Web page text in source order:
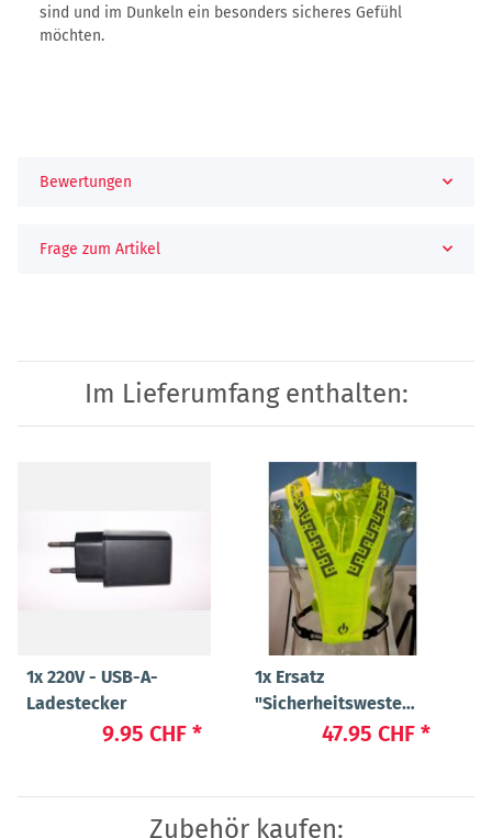
sind und im Dunkeln ein besonders sicheres Gefühl
möchten.
Bewertungen
Frage zum Artikel
Im Lieferumfang enthalten:
1x 220V - USB-A-
Ladestecker
9.95 CHF *
1x Ersatz
"Sicherheitsweste
"Flex" Medium
47.95 CHF *
Zubehör kaufen: